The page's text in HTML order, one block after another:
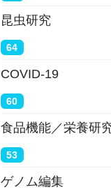
昆虫研究
64
COVID-19
60
食品機能／栄養研
53
ゲノム編集